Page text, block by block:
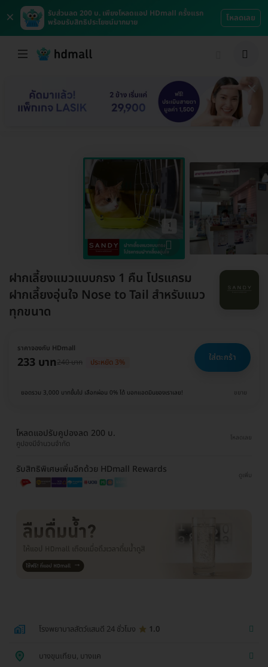
×
รับส่วนลด 200 บ. เพียงโหลดแอป HDmall ครั้งแรก
พร้อมรับสิทธิประโยชน์มากมาย
โหลดเลย
ฝากเลี้ยงแมวแบบกรง 1 คืน โปรแกรม
ฝากเลี้ยงอุ่นใจ Nose to Tail สำหรับแมว
ทุกขนาด
ราคาจองกับ HDmall
233 บาท240 บาท ประหยัด 3% ใส่ตะกร้า
ยอดรวม 3,000 บาทขึ้นไป เลือกผ่อน 0% ได้ บอกแอดมินของเราเลย! ขยาย
โหลดแอปรับคูปองลด 200 บ.
คูปองมีจำนวนจำกัด
โหลดเลย
รับสิทธิพิเศษเพิ่มอีกด้วย HDmall Rewards
ดูเพิ่ม
โรงพยาบาลสัตว์แสนดี 24 ชั่วโมง 1.0
บางขุนเทียน, บางแค